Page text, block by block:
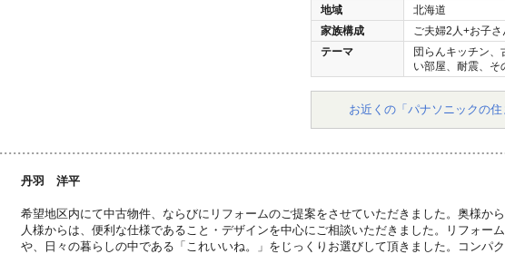
地域
北海道
家族構成
ご夫婦2人+お子さ
テーマ
団らんキッチン、
い部屋、耐震、そ
お近くの「パナソニックの
丹羽 洋平
希望地区内にて中古物件、ならびにリフォームのご提案をさせていただきました。奥様か
人様からは、便利な仕様であること・デザインを中心にご相談いただきました。リフォー
や、日々の暮らしの中である「これいいね。」をじっくりお選びして頂きました。コンパ